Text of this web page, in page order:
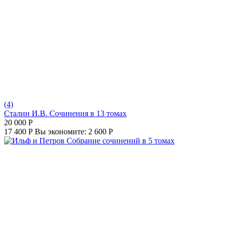
(4)
Сталин И.В. Сочинения в 13 томах
20 000 Р
17 400 Р Вы экономите: 2 600 Р